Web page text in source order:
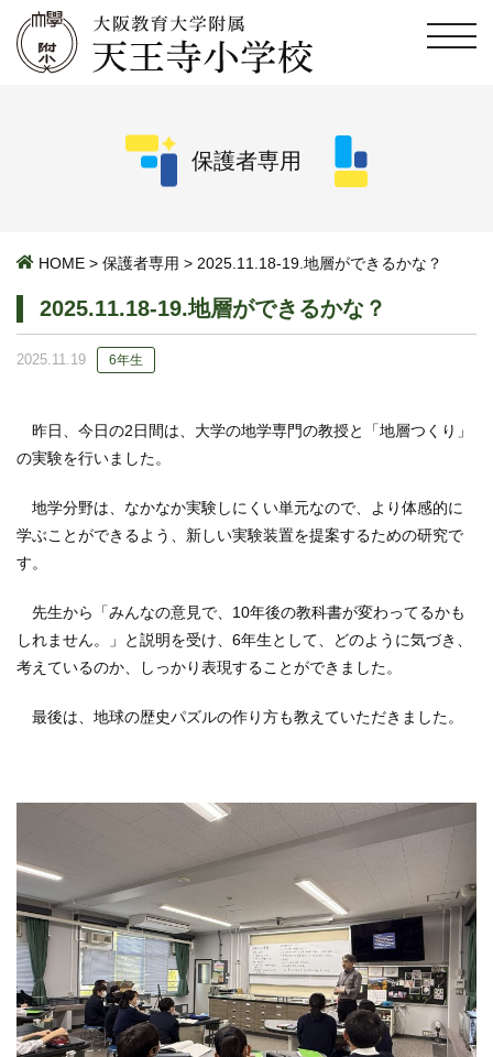
保護者専用
HOME > 保護者専用 > 2025.11.18-19.地層ができるかな？
2025.11.18-19.地層ができるかな？
2025.11.19 6年生
昨日、今日の2日間は、大学の地学専門の教授と「地層つくり」
の実験を行いました。
地学分野は、なかなか実験しにくい単元なので、より体感的に
学ぶことができるよう、新しい実験装置を提案するための研究で
す。
先生から「みんなの意見で、10年後の教科書が変わってるかも
しれません。」と説明を受け、6年生として、どのように気づき、
考えているのか、しっかり表現することができました。
最後は、地球の歴史パズルの作り方も教えていただきました。